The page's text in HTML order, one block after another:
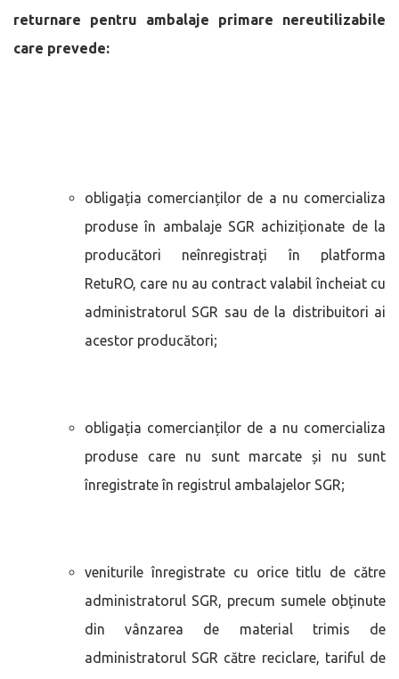
returnare pentru ambalaje primare nereutilizabile
care prevede:
obligația comercianților de a nu comercializa
produse în ambalaje SGR achiziționate de la
producători neînregistrați în platforma
RetuRO, care nu au contract valabil încheiat cu
administratorul SGR sau de la distribuitori ai
acestor producători;
obligația comercianților de a nu comercializa
produse care nu sunt marcate și nu sunt
înregistrate în registrul ambalajelor SGR;
veniturile înregistrate cu orice titlu de către
administratorul SGR, precum sumele obținute
din vânzarea de material trimis de
administratorul SGR către reciclare, tariful de